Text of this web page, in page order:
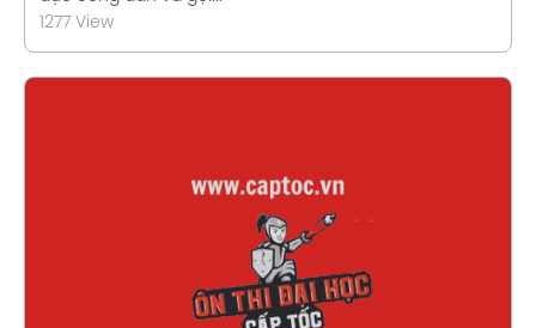
1277 View
Xem chi tiết